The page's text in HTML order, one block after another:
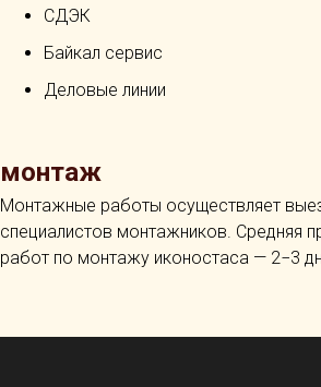
СДЭК
Байкал сервис
Деловые линии
монтаж
Монтажные работы осуществляет
специалистов монтажников. Средняя
работ по монтажу иконостаса — 2−3